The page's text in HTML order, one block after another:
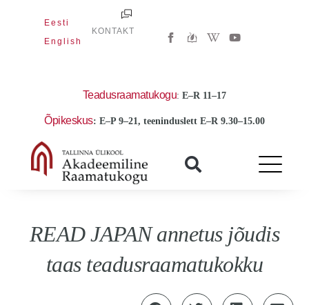
Eesti
English
KONTAKT
W
i
d
-
Y
o
Teadusraamatukogu:E–R 11–17
Õpikeskus: E–P 9–21, teeninduslett E–R 9.30–15.00
READ JAPAN annetus jõudis
taas teadusraamatukokku